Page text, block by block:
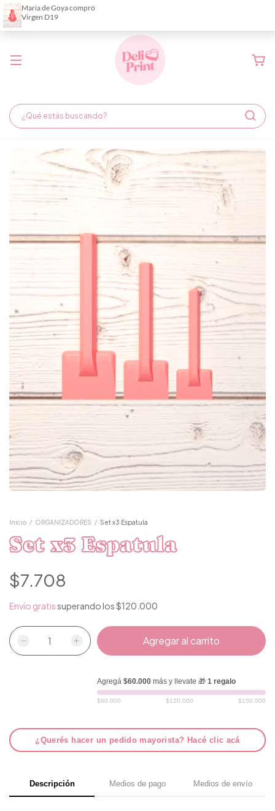
Demora de fabricación hasta 6 días hábiles
Inicio / ORGANIZADORES / Set x3 Espatula
Set x3 Espatula
$7.708
Envío gratissuperando los$120.000
Agregá $60.000más y llevate 🎁 1 regalo
$60.000 $120.000 $150.000
¿Querés hacer un pedido mayorista? Hacé clic acá
Descripción Medios de pago Medios de envío